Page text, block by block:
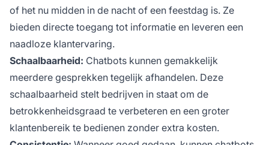
of het nu midden in de nacht of een feestdag is. Ze
bieden directe toegang tot informatie en leveren een
naadloze klantervaring.
Schaalbaarheid: Chatbots kunnen gemakkelijk
meerdere gesprekken tegelijk afhandelen. Deze
schaalbaarheid stelt bedrijven in staat om de
betrokkenheidsgraad te verbeteren en een groter
klantenbereik te bedienen zonder extra kosten.